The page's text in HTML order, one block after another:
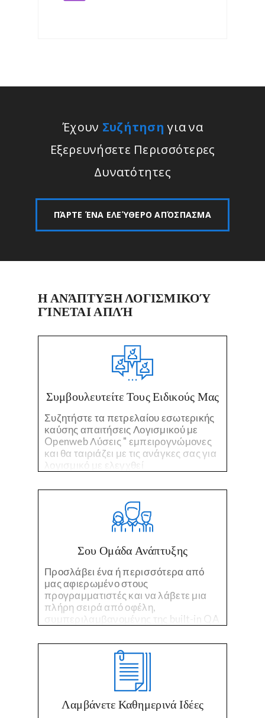
Έχουν Συζήτηση για να
Εξερευνήσετε Περισσότερες
Δυνατότητες
ΠΆΡΤΕ ΈΝΑ ΕΛΕΎΘΕΡΟ ΑΠΌΣΠΑΣΜΑ
Η ΑΝΆΠΤΥΞΗ ΛΟΓΙΣΜΙΚΟΎ
ΓΊΝΕΤΑΙ ΑΠΛΉ
Συμβουλευτείτε Τους Ειδικούς Μας
Συζητήστε τα πετρελαίου εσωτερικής
καύσης απαιτήσεις Λογισμικού με
Openweb Λύσεις " εμπειρογνώμονες
και θα ταιριάζει με τις ανάγκες σας για
λογισμικό με ελεγχθεί
την εξειδικευμένη τεχνολογία και
εμπειρία στον κλάδο.
Σου Ομάδα Ανάπτυξης
Προσλάβει ένα ή περισσότερα από
μας αφιερωμένο στους
προγραμματιστές και να λάβετε μια
πλήρη σειρά από οφέλη,
συμπεριλαμβανομένης της built-in QA
management.
Λαμβάνετε Καθημερινά Ιδέες